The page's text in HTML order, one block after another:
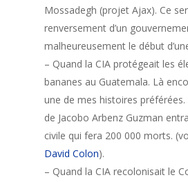
Mossadegh (projet Ajax). Ce
renversement d’un
malheureusement le début
– Quand la CIA protégeait les
bananes au Guatemala. Là
une de mes histoires
de Jacobo Arbenz Guzman
civile qui fera 200 000 morts.
David Colon).
– Quand la CIA recolonisait le